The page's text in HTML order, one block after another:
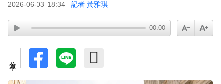
2026-06-03 18:34 記者 黃雅琪
00:00